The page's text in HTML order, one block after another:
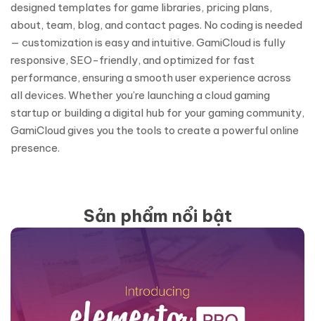
designed templates for game libraries, pricing plans,
about, team, blog, and contact pages. No coding is needed
— customization is easy and intuitive. GamiCloud is fully
responsive, SEO-friendly, and optimized for fast
performance, ensuring a smooth user experience across
all devices. Whether you’re launching a cloud gaming
startup or building a digital hub for your gaming community,
GamiCloud gives you the tools to create a powerful online
presence.
Sản phẩm nổi bật